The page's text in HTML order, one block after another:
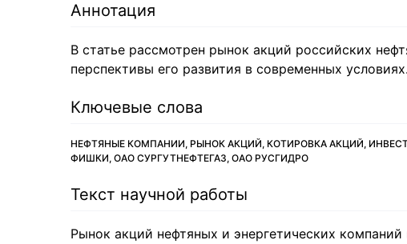
Аннотация
В статье рассмотрен рынок акций российских
перспективы его развития в современных условиях.
Ключевые слова
НЕФТЯНЫЕ КОМПАНИИ, РЫНОК АКЦИЙ, КОТИРОВКА АКЦИЙ,
ФИШКИ, ОАО СУРГУТНЕФТЕГАЗ, ОАО РУСГИДРО
Текст научной работы
Рынок акций нефтяных и энергетических